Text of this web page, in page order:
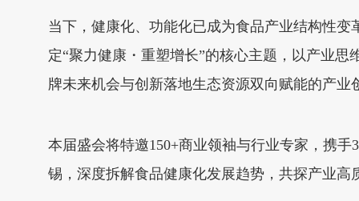
当下，健康化、功能化已成为食品产业结构性
定“聚力健康・重塑增长”的核心主题，以产业
牌未来机会与创新落地生态资源双向赋能的产业
本届盛会将特邀150+商业领袖与行业专家，携
锡，深度拆解食品健康化发展趋势，共探产业高